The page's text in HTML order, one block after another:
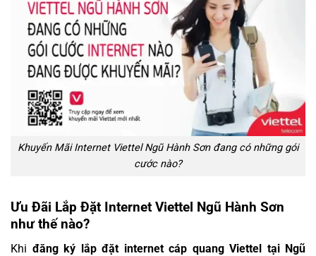
Khuyến Mãi Internet Viettel Ngũ Hành Sơn đang có những gói
cước nào?
Ưu Đãi Lắp Đặt Internet Viettel Ngũ Hành Sơn
như thế nào?
Khi đăng ký lắp đặt internet cáp quang Viettel tại Ngũ